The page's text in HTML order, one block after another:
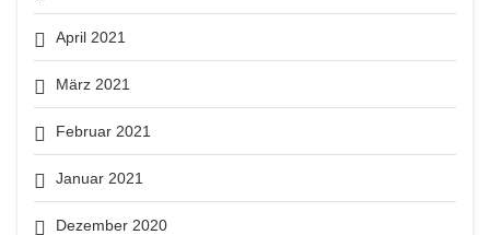
April 2021
März 2021
Februar 2021
Januar 2021
Dezember 2020